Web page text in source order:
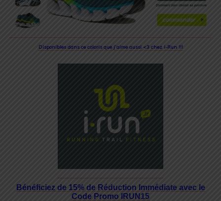
Disponibles dans ce coloris que j’aime aussi <3 chez i-Run !!!
Bénéficiez de 15% de Réduction Immédiate avec le
Code Promo IRUN15